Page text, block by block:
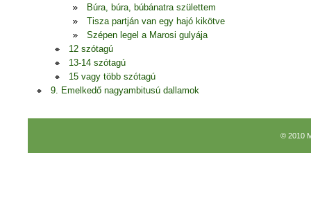
Búra, búra, búbánatra születtem
Tisza partján van egy hajó kikötve
Szépen legel a Marosi gulyája
12 szótagú
13-14 szótagú
15 vagy több szótagú
9. Emelkedő nagyambitusú dallamok
© 2010